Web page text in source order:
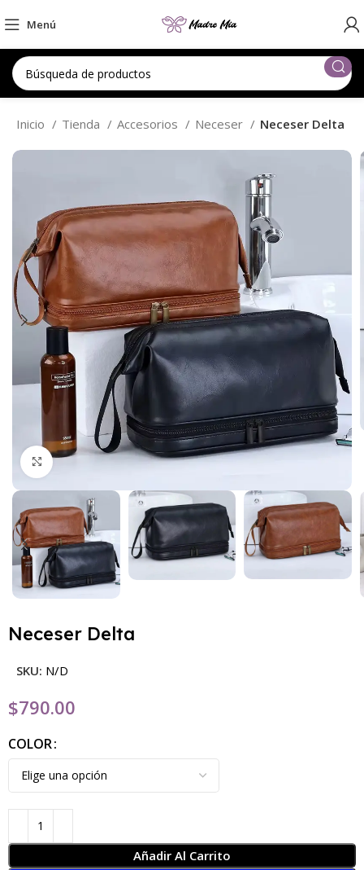
Menú
Inicio Tienda Accesorios Neceser Neceser Delta
Haga Click para agrandar
Neceser Delta
SKU: N/D
$790.00
COLOR
Añadir Al Carrito